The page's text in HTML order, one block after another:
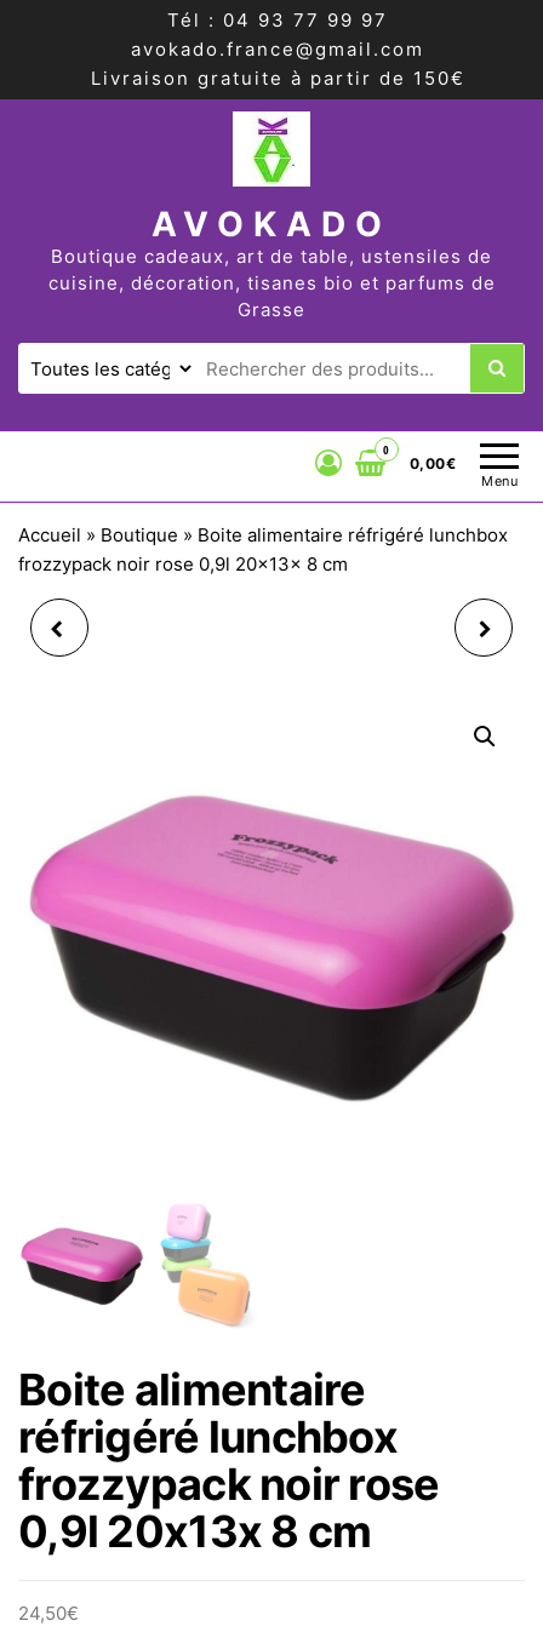
Tél : 04 93 77 99 97
avokado.france@gmail.com
Livraison gratuite à partir de 150€
AVOKADO
Boutique cadeaux, art de table, ustensiles de
cuisine, décoration, tisanes bio et parfums de
Grasse
Menu
0
0,00€
Accueil » Boutique » Boite alimentaire réfrigéré lunchbox
frozzypack noir rose 0,9l 20x13x 8 cm
VERT 0,9L 20X13X 8
CM CM
Boite alimentaire
réfrigéré lunchbox
frozzypack noir rose
0,9l 20x13x 8 cm
24,50€